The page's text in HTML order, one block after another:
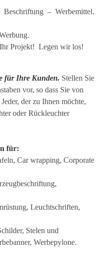
– Werbemittel.
Projekt! Legen wir los!
für Ihre Kunden. Stellen Sie
vor, so dass Sie von
der zu Ihnen möchte,
oder Rückleuchter
für:
Car wrapping, Corporate
Leuchtschriften,
Stelen und
Werbepylone.